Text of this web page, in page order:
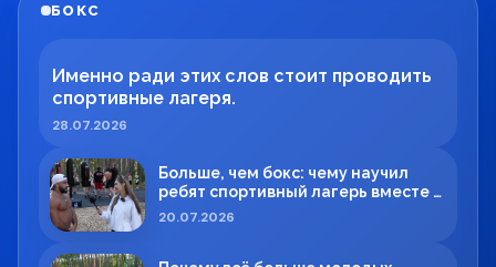
БОКС
Именно ради этих слов стоит проводить
спортивные лагеря.
28.07.2026
Больше, чем бокс: чему научил
ребят спортивный лагерь вместе с
Максимом Вильде
20.07.2026